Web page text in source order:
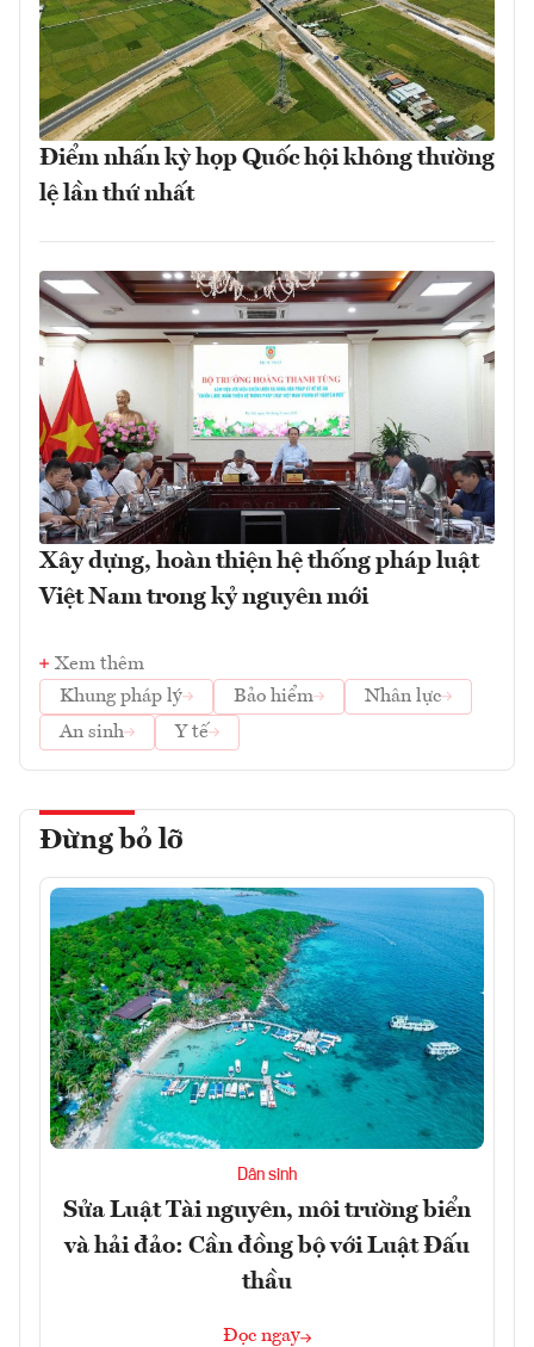
Điểm nhấn kỳ họp Quốc hội không thường
lệ lần thứ nhất
Xây dựng, hoàn thiện hệ thống pháp luật
Việt Nam trong kỷ nguyên mới
Xem thêm
Khung pháp lý
Bảo hiểm
Nhân lực
An sinh
Y tế
Đừng bỏ lỡ
Dân sinh
Sửa Luật Tài nguyên, môi trường biển
và hải đảo: Cần đồng bộ với Luật Đấu
thầu
Đọc ngay